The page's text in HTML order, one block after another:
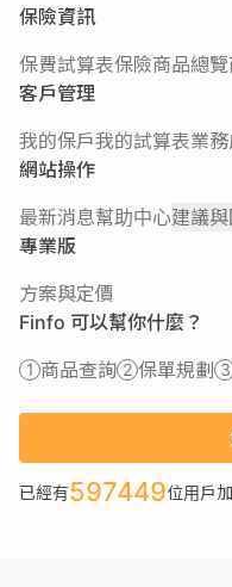
保險資訊
保費試算表保險商品總覽
客戶管理
我的保戶我的試算表業
網站操作
最新消息幫助中心建議
專業版
方案與定價
Finfo 可以幫你什麼？
商品查詢
保單規劃
已經有597449位用戶